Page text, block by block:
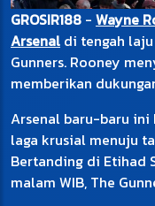
GROSIR188 - Wayne
Arsenal di tengah
Gunners. Rooney
memberikan
Arsenal baru-baru ini
laga krusial menuju
Bertanding di Etihad
malam WIB, The